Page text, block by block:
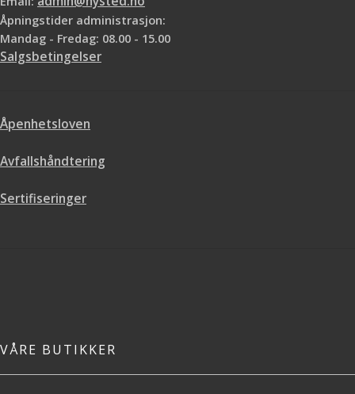
Åpningstider administrasjon:
Mandag - Fredag: 08.00 - 15.00
Salgsbetingelser
Åpenhetsloven
Avfallshåndtering
Sertifiseringer
VÅRE BUTIKKER